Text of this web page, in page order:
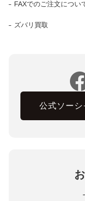
FAXでのご注文につい
ズバリ買取
公式ソー